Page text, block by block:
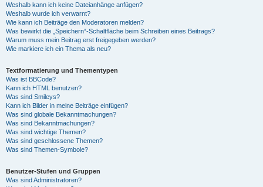
Weshalb kann ich keine Dateianhänge anfügen?
Weshalb wurde ich verwarnt?
Wie kann ich Beiträge den Moderatoren melden?
Was bewirkt die „Speichern“-Schaltfläche beim Schreiben eines Beitrags?
Warum muss mein Beitrag erst freigegeben werden?
Wie markiere ich ein Thema als neu?
Textformatierung und Thementypen
Was ist BBCode?
Kann ich HTML benutzen?
Was sind Smileys?
Kann ich Bilder in meine Beiträge einfügen?
Was sind globale Bekanntmachungen?
Was sind Bekanntmachungen?
Was sind wichtige Themen?
Was sind geschlossene Themen?
Was sind Themen-Symbole?
Benutzer-Stufen und Gruppen
Was sind Administratoren?